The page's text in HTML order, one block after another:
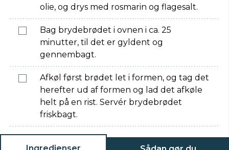
olie, og drys med rosmarin og flagesalt.
Bag brydebrødet i ovnen i ca. 25
minutter, til det er gyldent og
gennembagt.
Afkøl først brødet let i formen, og tag det
herefter ud af formen og lad det afkøle
helt på en rist. Servér brydebrødet
friskbagt.